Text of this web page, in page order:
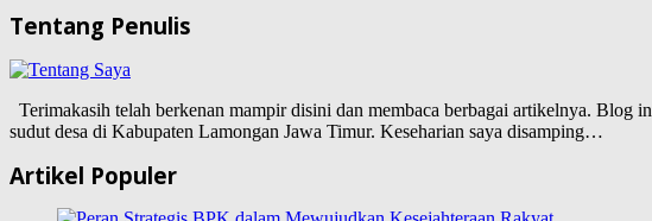
Tentang Penulis
Terimakasih telah berkenan mampir disini dan membaca berbagai artikelnya. Blog
sudut desa di Kabupaten Lamongan Jawa Timur. Keseharian saya disamping…
Artikel Populer